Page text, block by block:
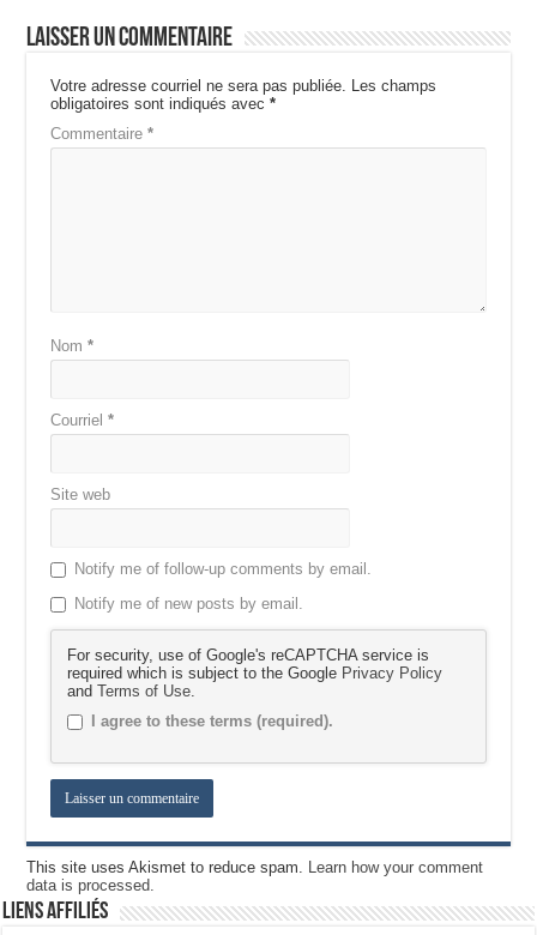
Laisser un commentaire
Votre adresse courriel ne sera pas publiée. Les champs
obligatoires sont indiqués avec*
Commentaire*
Nom*
Courriel*
Site web
Notify me of follow-up comments by email.
Notify me of new posts by email.
For security, use of Google's reCAPTCHA service is
required which is subject to the Google Privacy Policy
andTerms of Use
I agree to these terms (required).
This site uses Akismet to reduce spam. Learn how your comment
data is processed.
Liens Affiliés